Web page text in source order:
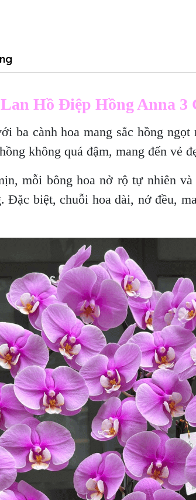
Hồ Điệp Hồng Anna 3
ba cành hoa mang sắc hồng
không quá đậm, mang đến vẻ
mỗi bông hoa nở rộ tự nhiên
Đặc biệt, chuỗi hoa dài, nở đều,